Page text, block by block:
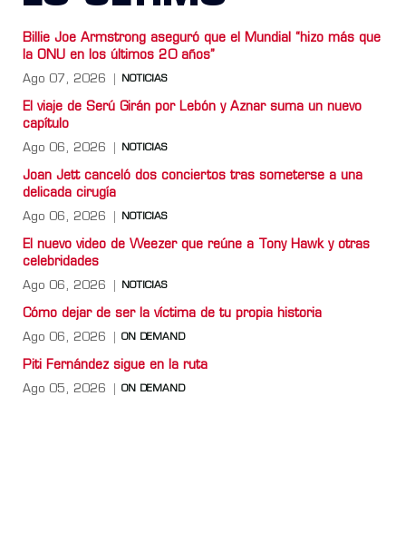
Billie Joe Armstrong aseguró que el Mundial “hizo más que
la ONU en los últimos 20 años”
Ago 07, 2026 NOTICIAS
El viaje de Serú Girán por Lebón y Aznar suma un nuevo
capítulo
Ago 06, 2026 NOTICIAS
Joan Jett canceló dos conciertos tras someterse a una
delicada cirugía
Ago 06, 2026 NOTICIAS
El nuevo video de Weezer que reúne a Tony Hawk y otras
celebridades
Ago 06, 2026 NOTICIAS
Cómo dejar de ser la víctima de tu propia historia
Ago 06, 2026 ON DEMAND
Piti Fernández sigue en la ruta
Ago 05, 2026 ON DEMAND